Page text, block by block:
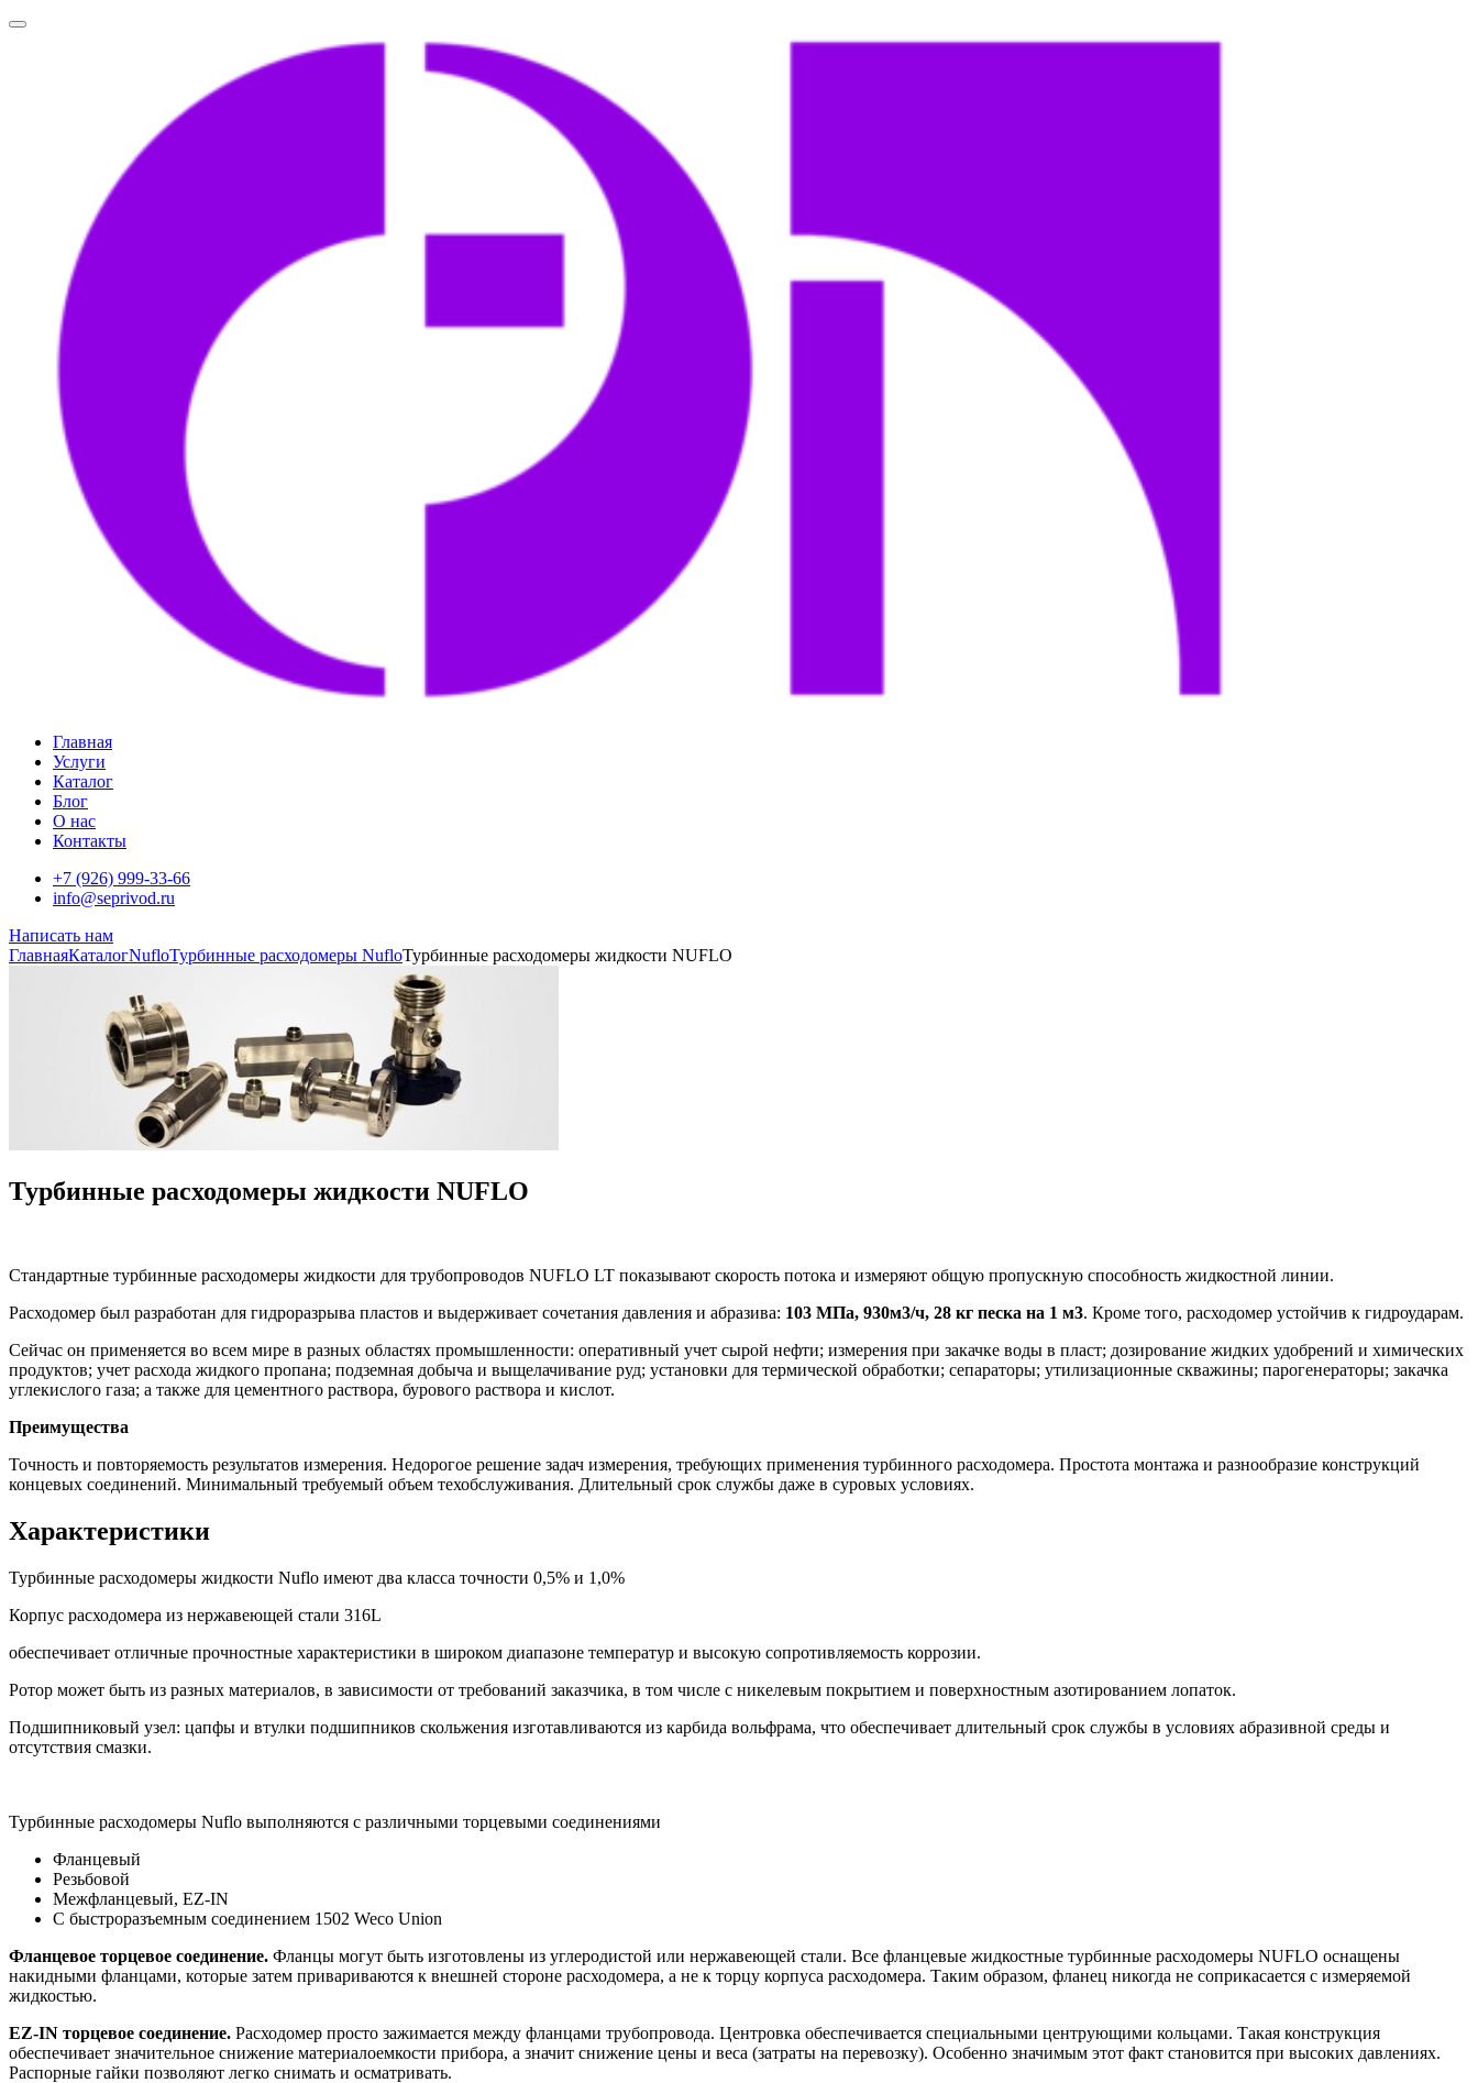
Главная
Услуги
Каталог
Блог
О нас
Контакты
+7 (926) 999-33-66
info@seprivod.ru
Написать нам
ГлавнаяКаталогNufloТурбинные расходомеры NufloТурбинные расходомеры жидкости NUFLO
Турбинные расходомеры жидкости NUFLO
Стандартные турбинные расходомеры жидкости для трубопроводов NUFLO LT показывают скорость потока и измеряют общую пропускную способность жидкостной линии.
Расходомер был разработан для гидроразрыва пластов и выдерживает сочетания давления и абразива: 103 МПа, 930м3/ч, 28 кг песка на 1 м3. Кроме того, расходомер устойчив к гидроударам.
Сейчас он применяется во всем мире в разных областях промышленности: оперативный учет сырой нефти; измерения при закачке воды в пласт; дозирование жидких удобрений и химических
продуктов; учет расхода жидкого пропана; подземная добыча и выщелачивание руд; установки для термической обработки; сепараторы; утилизационные скважины; парогенераторы; закачка
углекислого газа; а также для цементного раствора, бурового раствора и кислот.
Преимущества
Точность и повторяемость результатов измерения. Недорогое решение задач измерения, требующих применения турбинного расходомера. Простота монтажа и разнообразие конструкций
концевых соединений. Минимальный требуемый объем техобслуживания. Длительный срок службы даже в суровых условиях.
Характеристики
Турбинные расходомеры жидкости Nuflo имеют два класса точности 0,5% и 1,0%
Корпус расходомера из нержавеющей стали 316L
обеспечивает отличные прочностные характеристики в широком диапазоне температур и высокую сопротивляемость коррозии.
Ротор может быть из разных материалов, в зависимости от требований заказчика, в том числе с никелевым покрытием и поверхностным азотированием лопаток.
Подшипниковый узел: цапфы и втулки подшипников скольжения изготавливаются из карбида вольфрама, что обеспечивает длительный срок службы в условиях абразивной среды и
отсутствия смазки.
Турбинные расходомеры Nuflo выполняются с различными торцевыми соединениями
Фланцевый
Резьбовой
Межфланцевый, EZ-IN
С быстроразъемным соединением 1502 Weco Union
Фланцевое торцевое соединение. Фланцы могут быть изготовлены из углеродистой или нержавеющей стали. Все фланцевые жидкостные турбинные расходомеры NUFLO оснащены
накидными фланцами, которые затем привариваются к внешней стороне расходомера, а не к торцу корпуса расходомера. Таким образом, фланец никогда не соприкасается с измеряемой
жидкостью.
EZ-IN торцевое соединение. Расходомер просто зажимается между фланцами трубопровода. Центровка обеспечивается специальными центрующими кольцами. Такая конструкция
обеспечивает значительное снижение материалоемкости прибора, а значит снижение цены и веса (затраты на перевозку). Особенно значимым этот факт становится при высоких давлениях.
Распорные гайки позволяют легко снимать и осматривать.